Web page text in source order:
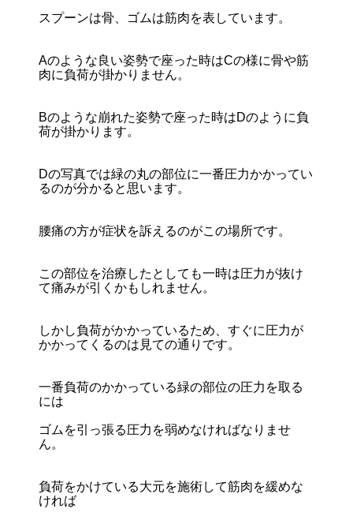
スプーンは骨、ゴムは筋肉を表しています。
Aのような良い姿勢で座った時はCの様に骨や筋
肉に負荷が掛かりません。
Bのような崩れた姿勢で座った時はDのように負
荷が掛かります。
Dの写真では緑の丸の部位に一番圧力かかってい
るのが分かると思います。
腰痛の方が症状を訴えるのがこの場所です。
この部位を治療したとしても一時は圧力が抜け
て痛みが引くかもしれません。
しかし負荷がかかっているため、すぐに圧力が
かかってくるのは見ての通りです。
一番負荷のかかっている緑の部位の圧力を取る
には
ゴムを引っ張る圧力を弱めなければなりませ
ん。
負荷をかけている大元を施術して筋肉を緩めな
ければ